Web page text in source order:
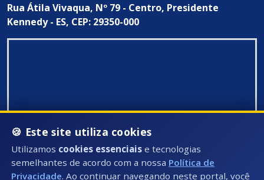
Rua Átila Vivaqua, Nº 79 - Centro, Presidente
Kennedy - ES, CEP: 29350-000
🍪 Este site utiliza cookies
Utilizamos cookies essenciais e tecnologias
semelhantes de acordo com a nossa Política de
Privacidade. Ao continuar navegando neste portal, você